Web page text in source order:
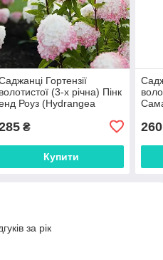
Гортензії
волотистої (3-х річна) Пінк
Роуз (Hydrangea
₴
Купити
260
за рік